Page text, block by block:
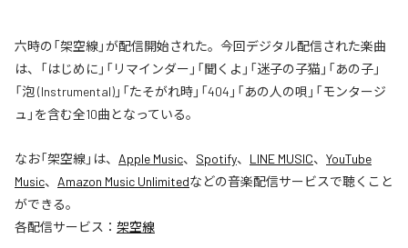
六時の「架空線」が配信開始された。今回デジタル配信された楽曲
は、「はじめに」「リマインダー」「聞くよ」「迷子の子猫」「あの子」
「泡 (Instrumental)」「たそがれ時」「404」「あの人の唄」「モンタージ
ュ」を含む全10曲となっている。
なお「架空線」は、 Apple Music、 Spotify、 LINE MUSIC、 YouTube
Music、 Amazon Music Unlimitedなどの音楽配信サービスで聴くこと
ができる。
各配信サービス： 架空線